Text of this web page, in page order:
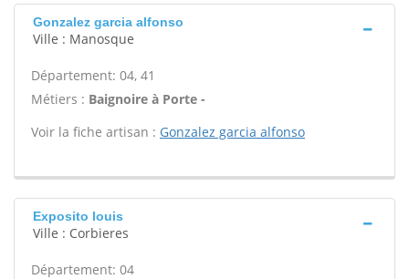
Gonzalez garcia alfonso
Ville : Manosque
Département: 04, 41
Métiers : Baignoire à Porte -
Voir la fiche artisan : Gonzalez garcia alfonso
Exposito louis
Ville : Corbieres
Département: 04